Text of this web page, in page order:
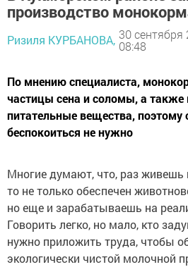
производство
Ризиля КУРБАНОВА, 30 сентября
08:48
По мнению специалиста,
частицы сена и соломы, а также
питательные вещества, поэтому
беспокоиться не нужно
Многие думают, что, раз живешь
то не только обеспечен
но еще и зарабатываешь на
Говорить легко, но мало, кто
нужно приложить труда, чтобы
экологически чистой молочной